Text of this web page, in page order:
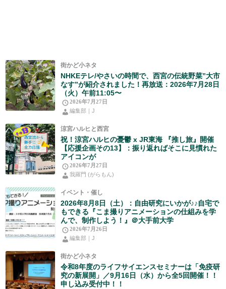
街かど小ネタ
NHKEテレ/やさいの時間で、西宮の伝統野菜”大市
なす”が紹介されました！再放送：2026年7月28日
（火）午前11:05〜
2026年7月27日
編集部｜J
涼宮ハルヒと西宮
祝！涼宮ハルヒの憂鬱 x JR東海 『推し旅』開催
【応援企画その13】：振り返ればそこに見慣れた
アイコンが
2026年7月27日
我羅門 (がらもん)
イベント・催し
2026年8月8日（土）：自由研究にいかが♪♪自宅で
もできる『こま撮りアニメーションの仕組みを学
んで、制作しよう！』＠大手前大学
2026年7月26日
編集部｜J
街かど小ネタ
令和8年度のライフサイエンスセミナーは「免疫研
究の新展開」／9月16日（水）から全5回開催！！
申し込み受付中！！